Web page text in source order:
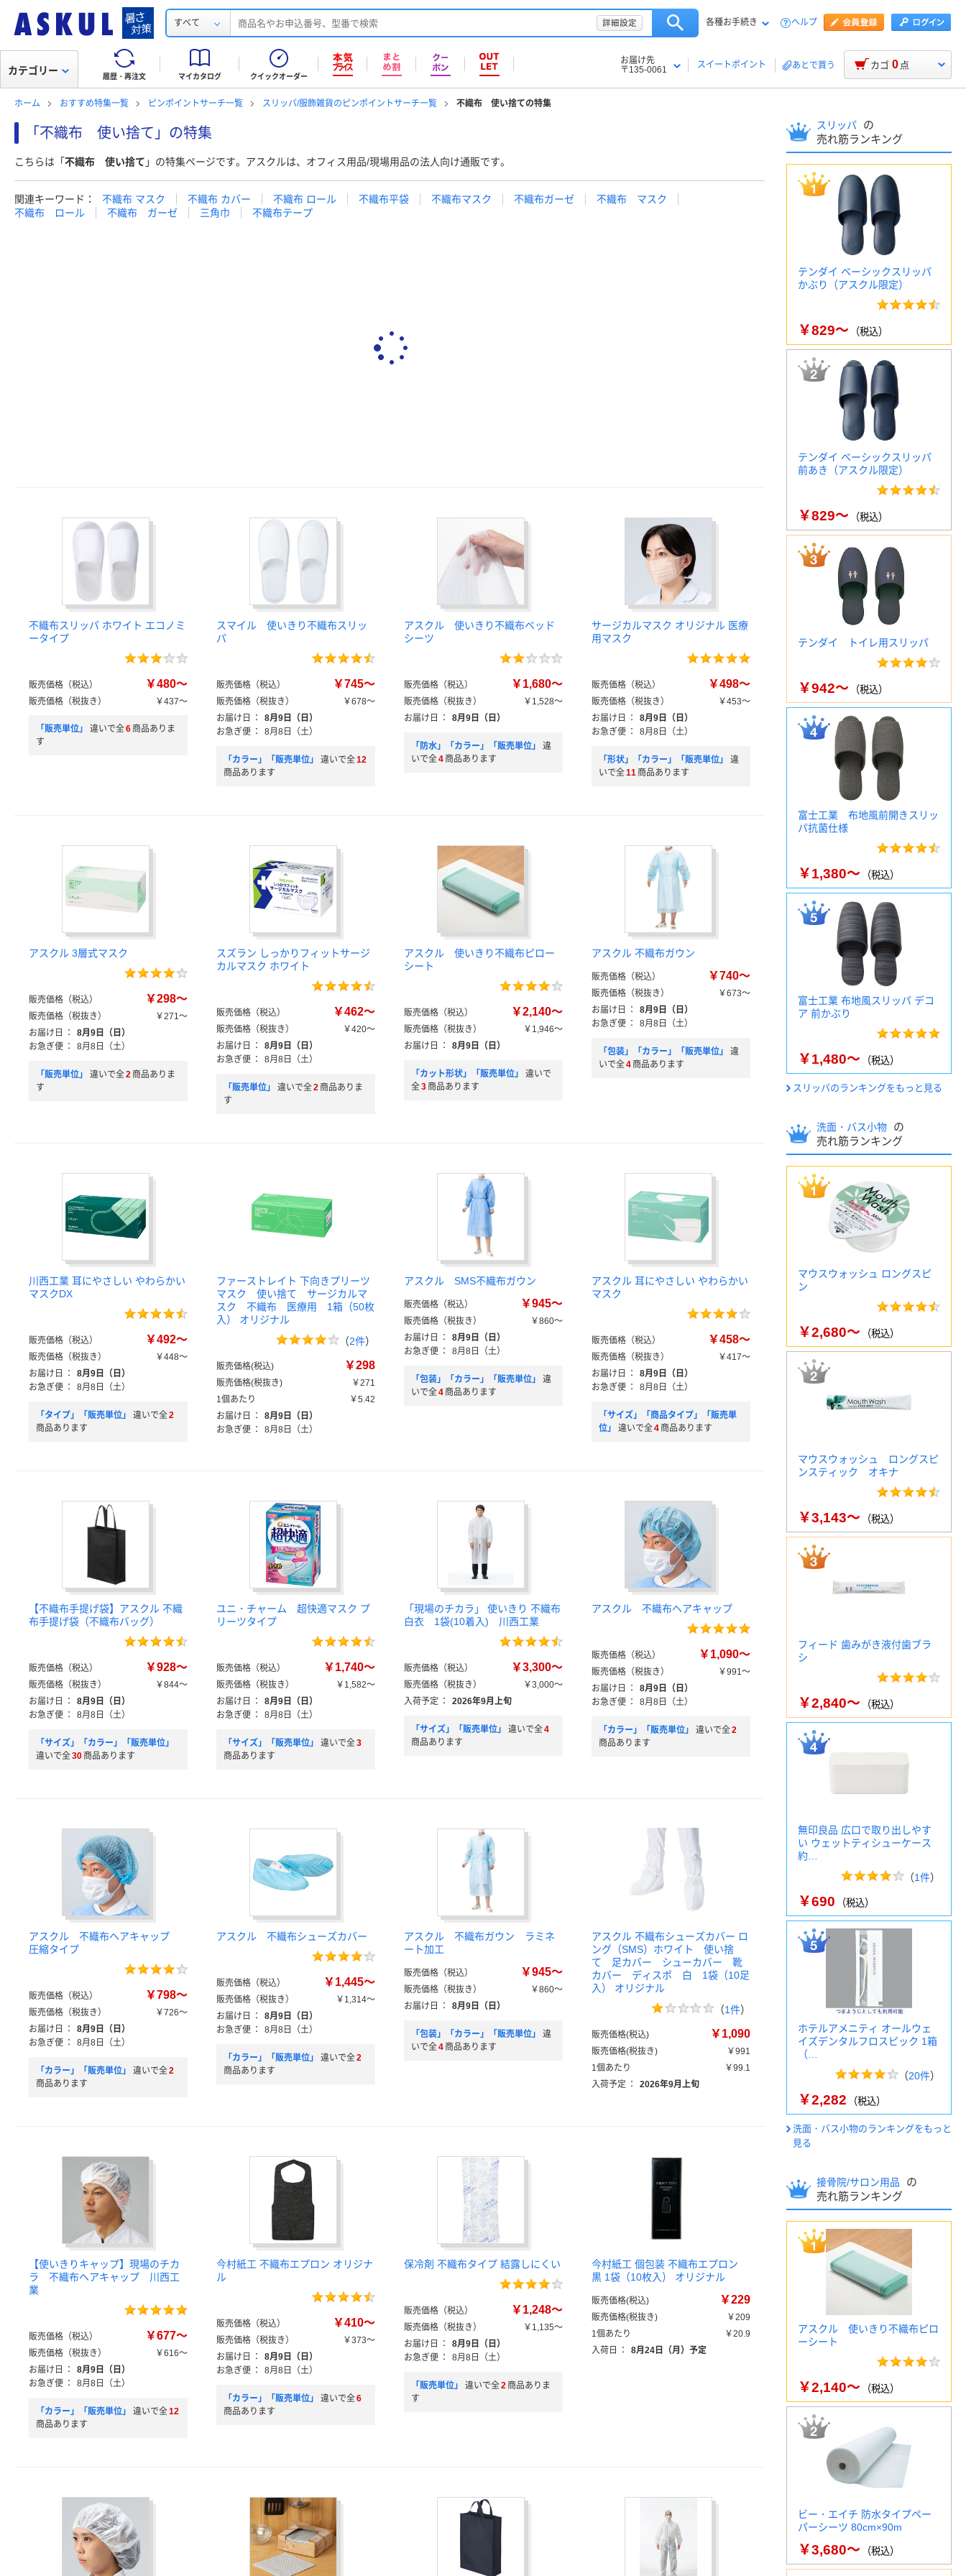
すべて 詳細設定 各種お手続き ヘルプ
履歴・再注文 マイカタログ クイックオーダー
お届け先
〒135-0061
スイートポイント あとで買う
カテゴリー カゴ 0 点
ホーム おすすめ特集一覧 ピンポイントサーチ一覧 スリッパ/服飾雑貨のピンポイントサーチ一覧 不織布 使い捨ての特集
「不織布 使い捨て」の特集
こちらは「不織布 使い捨て 」の特集ページです。アスクルは、オフィス用品/現場用品の法人向け通販です。
関連キーワード： 不織布 マスク 不織布 カバー 不織布 ロール 不織布平袋 不織布マスク 不織布ガーゼ
不織布 マスク
不織布 ロール
不織布 ガーゼ 三角巾 不織布テープ
不織布スリッパ ホワイト エコノミ
ータイプ
販売価格（税込） ￥480～
販売価格（税抜き） ￥437～
「販売単位」 違いで全6 商品ありま
す
スマイル 使いきり不織布スリッ
パ
販売価格（税込） ￥745～
販売価格（税抜き）
￥678～
お届け日
：
8月9日（日）
お急ぎ便 ： 8月8日（土）
「カラー」「販売単位」 違いで全12
商品あります
アスクル 使いきり不織布ベッド
シーツ
販売価格（税込） ￥1,680～
販売価格（税抜き）
￥1,528～
お届け日
： 8月9日（日）
「防水」「カラー」「販売単位」
違
いで全4 商品あります
サージカルマスク オリジナル 医療
用マスク
販売価格（税込） ￥498～
販売価格（税抜き）
￥453～
お届け日
：
8月9日（日）
お急ぎ便 ： 8月8日（土）
「形状」「カラー」「販売単位」
違
いで全11 商品あります
アスクル 3層式マスク
販売価格（税込） ￥298～
販売価格（税抜き）
￥271～
お届け日
：
8月9日（日）
お急ぎ便 ： 8月8日（土）
「販売単位」 違いで全2 商品ありま
す
スズラン しっかりフィットサージ
カルマスク ホワイト
販売価格（税込） ￥462～
販売価格（税抜き）
￥420～
お届け日
：
8月9日（日）
お急ぎ便 ： 8月8日（土）
「販売単位」 違いで全2 商品ありま
す
アスクル 使いきり不織布ピロー
シート
販売価格（税込） ￥2,140～
販売価格（税抜き）
￥1,946～
お届け日
： 8月9日（日）
「カット形状」「販売単位」
違いで
全3 商品あります
アスクル 不織布ガウン
販売価格（税込） ￥740～
販売価格（税抜き）
￥673～
お届け日
：
8月9日（日）
お急ぎ便 ： 8月8日（土）
「包装」「カラー」「販売単位」
違
いで全4 商品あります
川西工業 耳にやさしい やわらかい
マスクDX
販売価格（税込） ￥492～
販売価格（税抜き）
￥448～
お届け日
：
8月9日（日）
お急ぎ便 ： 8月8日（土）
「タイプ」「販売単位」 違いで全2
商品あります
ファーストレイト 下向きプリーツ
マスク 使い捨て サージカルマ
スク 不織布 医療用 1箱（50枚
入） オリジナル
（2件）
販売価格(税込) ￥298
販売価格(税抜き)
￥271
1個あたり
￥5.42
お届け日
：
8月9日（日）
お急ぎ便 ： 8月8日（土）
アスクル SMS不織布ガウン
販売価格（税込） ￥945～
販売価格（税抜き）
￥860～
お届け日
：
8月9日（日）
お急ぎ便 ： 8月8日（土）
「包装」「カラー」「販売単位」
違
いで全4 商品あります
アスクル 耳にやさしい やわらかい
マスク
販売価格（税込） ￥458～
販売価格（税抜き）
￥417～
お届け日
：
8月9日（日）
お急ぎ便 ： 8月8日（土）
「サイズ」「商品タイプ」「販売単
位」
違いで全4 商品あります
【不織布手提げ袋】アスクル 不織
布手提げ袋（不織布バッグ）
販売価格（税込） ￥928～
販売価格（税抜き）
￥844～
お届け日
：
8月9日（日）
お急ぎ便 ： 8月8日（土）
「サイズ」「カラー」「販売単位」
違いで全30 商品あります
ユニ・チャーム 超快適マスク プ
リーツタイプ
販売価格（税込） ￥1,740～
販売価格（税抜き）
￥1,582～
お届け日
：
8月9日（日）
お急ぎ便 ： 8月8日（土）
「サイズ」「販売単位」 違いで全3
商品あります
「現場のチカラ」 使いきり 不織布
白衣 1袋(10着入) 川西工業
販売価格（税込） ￥3,300～
販売価格（税抜き）
￥3,000～
入荷予定 ： 2026年9月上旬
「サイズ」「販売単位」 違いで全4
商品あります
アスクル 不織布ヘアキャップ
販売価格（税込） ￥1,090～
販売価格（税抜き）
￥991～
お届け日
：
8月9日（日）
お急ぎ便 ： 8月8日（土）
「カラー」「販売単位」 違いで全2
商品あります
アスクル 不織布ヘアキャップ
圧縮タイプ
販売価格（税込） ￥798～
販売価格（税抜き）
￥726～
お届け日
：
8月9日（日）
お急ぎ便 ： 8月8日（土）
「カラー」「販売単位」 違いで全2
商品あります
アスクル 不織布シューズカバー
販売価格（税込） ￥1,445～
販売価格（税抜き）
￥1,314～
お届け日
：
8月9日（日）
お急ぎ便 ： 8月8日（土）
「カラー」「販売単位」 違いで全2
商品あります
アスクル 不織布ガウン ラミネ
ート加工
販売価格（税込） ￥945～
販売価格（税抜き）
￥860～
お届け日
： 8月9日（日）
「包装」「カラー」「販売単位」
違
いで全4 商品あります
アスクル 不織布シューズカバー ロ
ング（SMS）ホワイト 使い捨
て 足カバー シューカバー 靴
カバー ディスポ 白 1袋（10足
入） オリジナル
（1件）
販売価格(税込) ￥1,090
販売価格(税抜き)
￥991
1個あたり
￥99.1
入荷予定 ： 2026年9月上旬
【使いきりキャップ】現場のチカ
ラ 不織布ヘアキャップ 川西工
業
販売価格（税込） ￥677～
販売価格（税抜き）
￥616～
お届け日
：
8月9日（日）
お急ぎ便 ： 8月8日（土）
「カラー」「販売単位」 違いで全12
商品あります
今村紙工 不織布エプロン オリジナ
ル
販売価格（税込） ￥410～
販売価格（税抜き）
￥373～
お届け日
：
8月9日（日）
お急ぎ便 ： 8月8日（土）
「カラー」「販売単位」 違いで全6
商品あります
保冷剤 不織布タイプ 結露しにくい
販売価格（税込） ￥1,248～
販売価格（税抜き）
￥1,135～
お届け日
：
8月9日（日）
お急ぎ便 ： 8月8日（土）
「販売単位」 違いで全2 商品ありま
す
今村紙工 個包装 不織布エプロン
黒 1袋（10枚入） オリジナル
販売価格(税込) ￥229
販売価格(税抜き)
￥209
1個あたり
￥20.9
入荷日
： 8月24日（月）予定
スリッパ
の
売れ筋ランキング
テンダイ ベーシックスリッパ
かぶり（アスクル限定）
￥829～ （税込）
テンダイ ベーシックスリッパ
前あき（アスクル限定）
￥829～ （税込）
テンダイ トイレ用スリッパ
￥942～ （税込）
富士工業 布地風前開きスリッ
パ抗菌仕様
￥1,380～ （税込）
富士工業 布地風スリッパ デコ
ア 前かぶり
￥1,480～ （税込）
スリッパのランキングをもっと見る
洗面・バス小物
の
売れ筋ランキング
マウスウォッシュ ロングスピ
ン
￥2,680～ （税込）
マウスウォッシュ ロングスピ
ンスティック オキナ
￥3,143～ （税込）
フィード 歯みがき液付歯ブラ
シ
￥2,840～ （税込）
無印良品 広口で取り出しやす
い ウェットティシューケース
約…
（1件）
￥690 （税込）
ホテルアメニティ オールウェ
イズデンタルフロスピック 1箱
（…
（20件）
￥2,282 （税込）
洗面・バス小物のランキングをもっと
見る
接骨院/サロン用品
の
売れ筋ランキング
アスクル 使いきり不織布ピロ
ーシート
￥2,140～ （税込）
ビー・エイチ 防水タイプペー
パーシーツ 80cm×90m
￥3,680～ （税込）